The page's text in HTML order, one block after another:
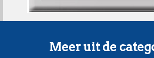
Meer uit de